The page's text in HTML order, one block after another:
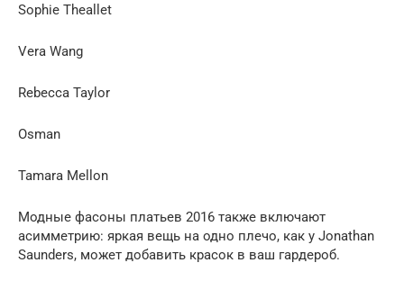
Sophie Theallet
Vera Wang
Rebecca Taylor
Osman
Tamara Mellon
Модные фасоны платьев 2016 также включают
асимметрию: яркая вещь на одно плечо, как у Jonathan
Saunders, может добавить красок в ваш гардероб.